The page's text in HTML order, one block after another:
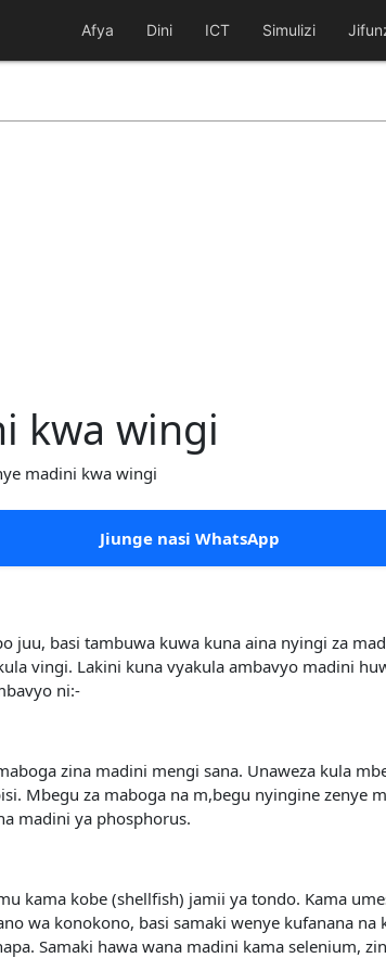
Afya Dini ICT Simulizi
kwa wingi
madini kwa wingi
Jiunge nasi WhatsApp
juu, basi tambuwa kuwa kuna aina nyingi za
vingi. Lakini kuna vyakula ambavyo madini
ni:-
zina madini mengi sana. Unaweza kula
Mbegu za maboga na m,begu nyingine zenye
madini ya phosphorus.
kama kobe (shellfish) jamii ya tondo. Kama
wa konokono, basi samaki wenye kufanana
Samaki hawa wana madini kama selenium,